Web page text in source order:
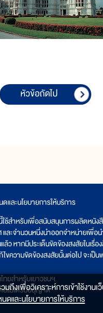
หัวข้อถัดไป
และนโยบายการให้บริการ
ช้สำหรับเพื่อสนับสนุนการผลิตหนัง
ศ และจำนวนหนึ่งนำออกจำหน่ายเ
หากมีประเด็นขัดข้องสงสัยในเรื่อ
ขความขัดข้องสงสัยนั้นต่อไป จะเป็
ทยสำหรับเยาวชนฯ
ยไม่ได้รับอนุญาต
เพื่อวิเคราะห์การเข้าใช้งานเ
ดและนโยบายการให้บริการ